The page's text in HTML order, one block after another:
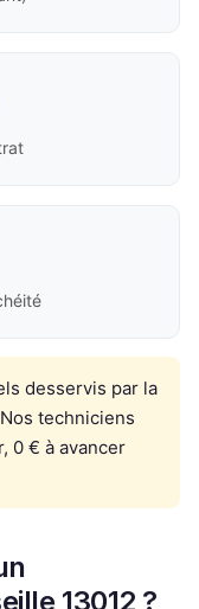
desservis par la
techniciens
0 € à avancer
13012 ?